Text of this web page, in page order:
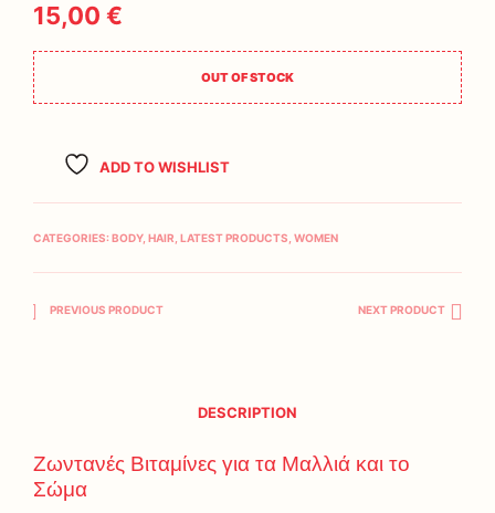
15,00 €
OUT OF STOCK
ADD TO WISHLIST
CATEGORIES: BODY, HAIR LATEST PRODUCTS WOMEN
PREVIOUS PRODUCT NEXT PRODUCT
DESCRIPTION
Ζωντανές Βιταμίνες για τα Μαλλιά και το
Σώμα